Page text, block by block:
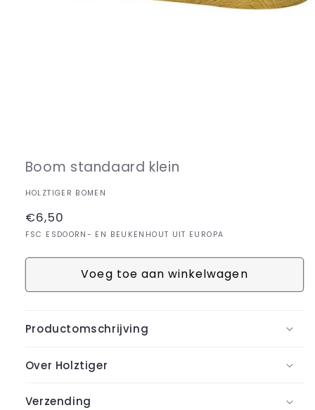
modaal
Boom standaard klein
HOLZTIGER BOMEN
Normale
prijs
€6,50
FSC ESDOORN- EN BEUKENHOUT UIT EUROPA
Voeg toe aan winkelwagen
Productomschrijving
Over Holztiger
Verzending